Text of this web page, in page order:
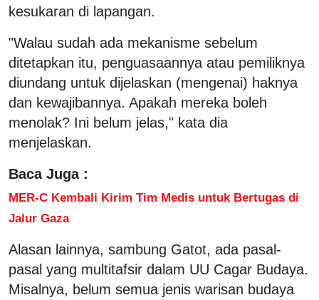
kesukaran di lapangan.
"Walau sudah ada mekanisme sebelum
ditetapkan itu, penguasaannya atau pemiliknya
diundang untuk dijelaskan (mengenai) haknya
dan kewajibannya. Apakah mereka boleh
menolak? Ini belum jelas," kata dia
menjelaskan.
Baca Juga :
MER-C Kembali Kirim Tim Medis untuk Bertugas di
Jalur Gaza
Alasan lainnya, sambung Gatot, ada pasal-
pasal yang multitafsir dalam UU Cagar Budaya.
Misalnya, belum semua jenis warisan budaya